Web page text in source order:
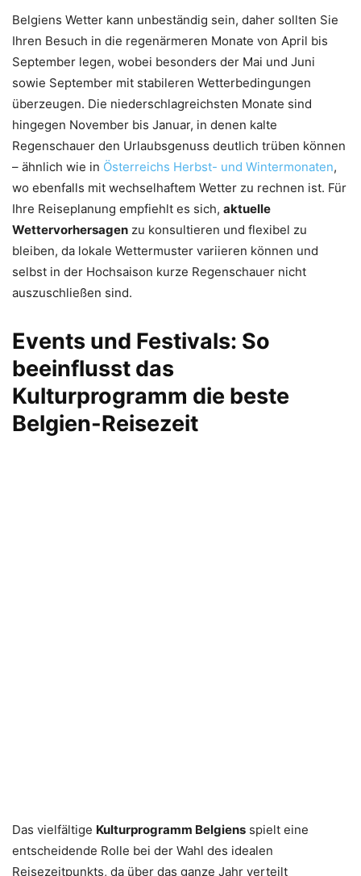
Belgiens Wetter kann unbeständig sein, daher sollten Sie
Ihren Besuch in die regenärmeren Monate von April bis
September legen, wobei besonders der Mai und Juni
sowie September mit stabileren Wetterbedingungen
überzeugen. Die niederschlagreichsten Monate sind
hingegen November bis Januar, in denen kalte
Regenschauer den Urlaubsgenuss deutlich trüben können
– ähnlich wie in Österreichs Herbst- und Wintermonaten,
wo ebenfalls mit wechselhaftem Wetter zu rechnen ist. Für
Ihre Reiseplanung empfiehlt es sich, aktuelle
Wettervorhersagen zu konsultieren und flexibel zu
bleiben, da lokale Wettermuster variieren können und
selbst in der Hochsaison kurze Regenschauer nicht
auszuschließen sind.
Events und Festivals: So
beeinflusst das
Kulturprogramm die beste
Belgien-Reisezeit
Das vielfältige Kulturprogramm Belgiens spielt eine
entscheidende Rolle bei der Wahl des idealen
Reisezeitpunkts, da über das ganze Jahr verteilt